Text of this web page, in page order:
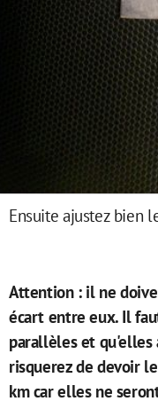
Ensuite ajustez bien
Attention : il ne
écart entre eux. Il
parallèles et qu'elles
risquerez de devoir
km car elles ne